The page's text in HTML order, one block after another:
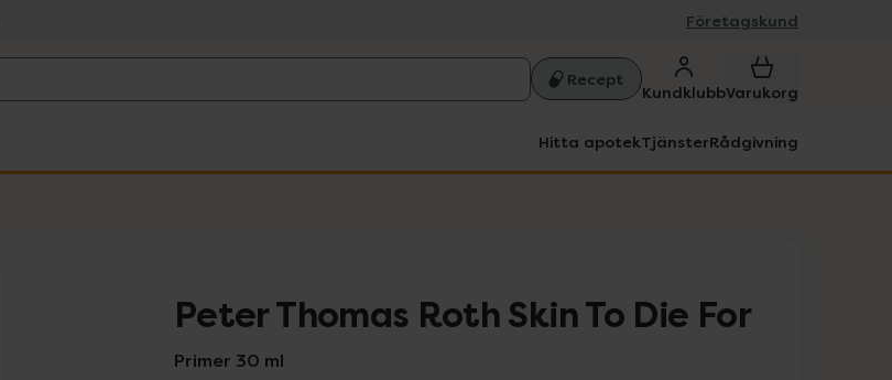
Företagskund
Recept
KundklubbVarukorg
Hitta apotekTjänsterRådgivning
Peter Thomas Roth Skin To Die For
Primer 30 ml